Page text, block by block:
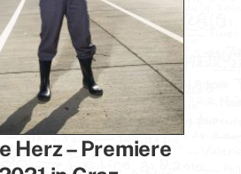
Herz – Premiere